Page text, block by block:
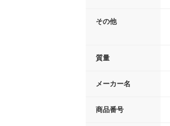
その他
質量
メーカー名
商品番号